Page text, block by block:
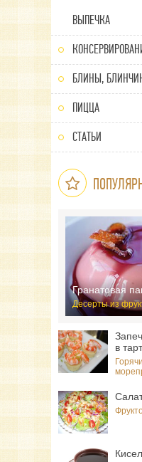
ВЫПЕЧКА
БЛИНЫ,
ПИЦЦА
СТАТЬИ
Гранатовая
Десерты из
в